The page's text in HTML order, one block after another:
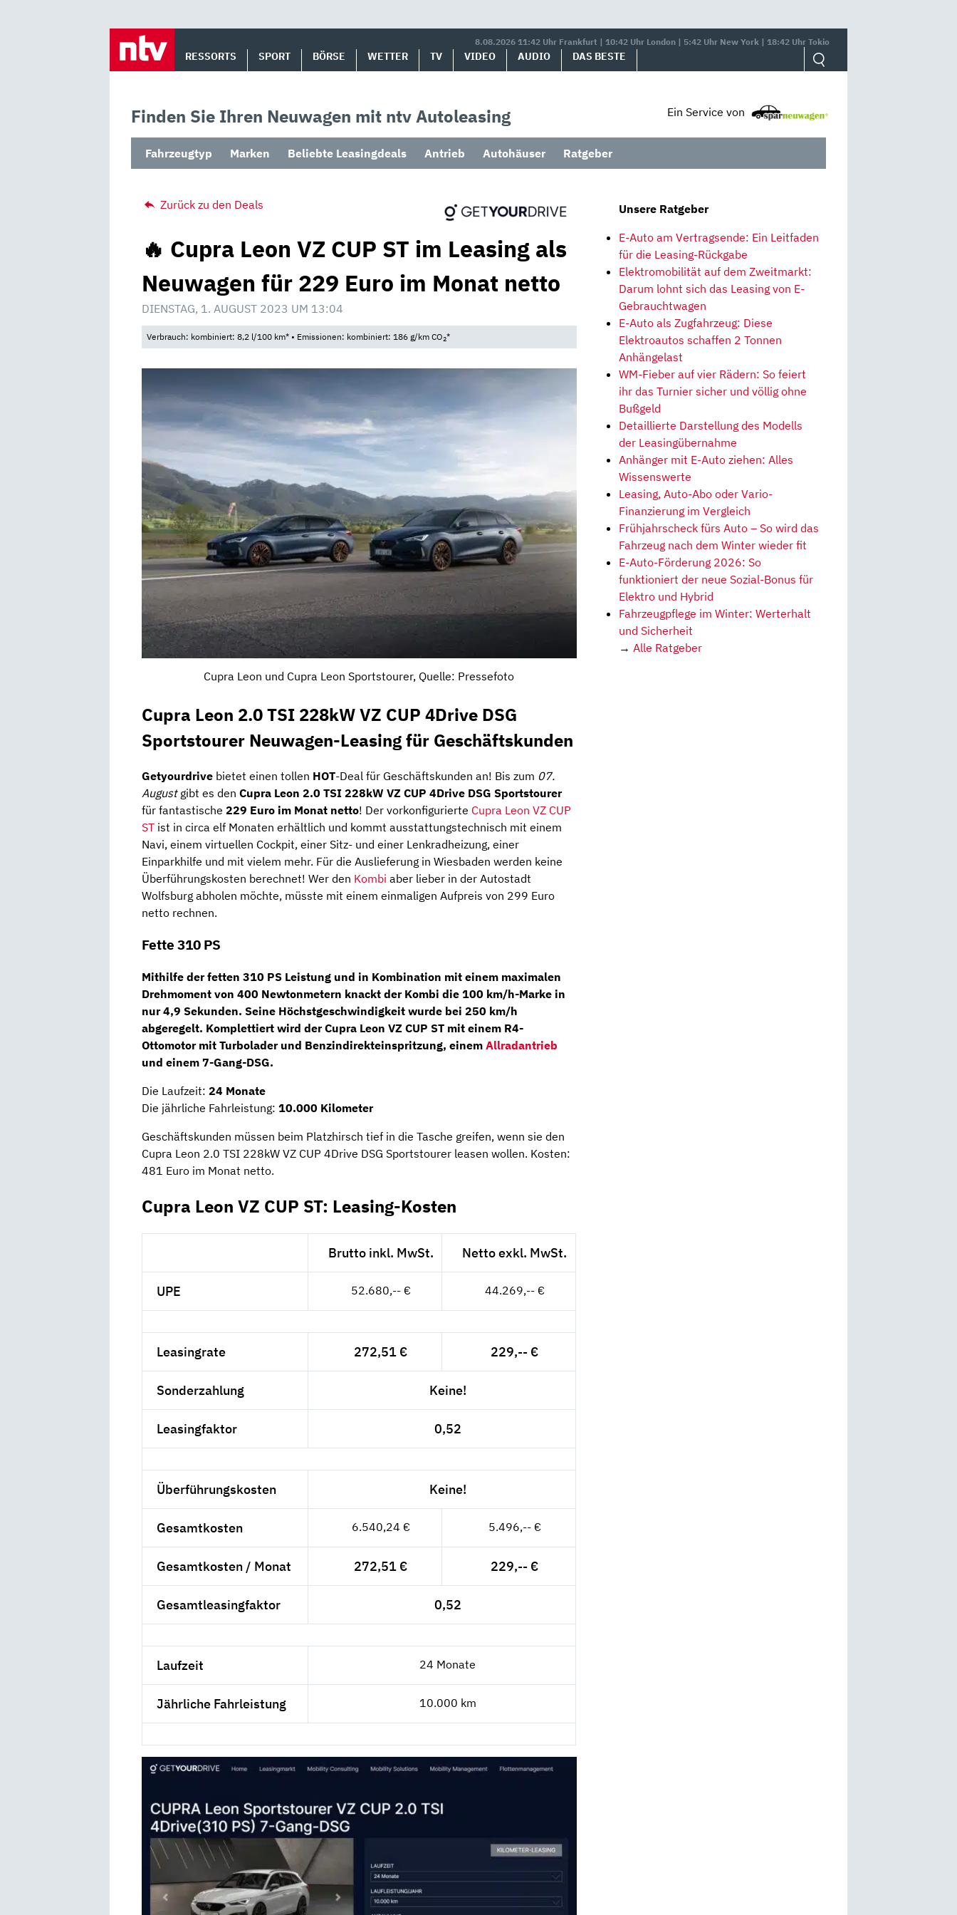
8.08.2026 11:42 Uhr Frankfurt | 10:42 Uhr London | 5:42 Uhr New York | 18:42 Uhr Tokio
RESSORTS SPORT BÖRSE WETTER TV VIDEO AUDIO DAS BESTE
Finden Sie Ihren Neuwagen mit ntv Autoleasing Ein Service von
Fahrzeugtyp Marken Beliebte Leasingdeals Antrieb Autohäuser Ratgeber
Zurück zu den Deals
🔥 Cupra Leon VZ CUP ST im Leasing als
Neuwagen für 229 Euro im Monat netto
DIENSTAG, 1. AUGUST 2023 UM 13:04
Verbrauch: kombiniert: 8,2 l/100 km* • Emissionen: kombiniert: 186 g/km CO2*
Cupra Leon und Cupra Leon Sportstourer, Quelle: Pressefoto
Cupra Leon 2.0 TSI 228kW VZ CUP 4Drive DSG
Sportstourer Neuwagen-Leasing für Geschäftskunden
Getyourdrive bietet einen tollen HOT-Deal für Geschäftskunden an! Bis zum 07.
Augustgibt es den Cupra Leon 2.0 TSI 228kW VZ CUP 4Drive DSG Sportstourer
für fantastische 229 Euro im Monat netto! Der vorkonfigurierte Cupra Leon VZ CUP
ST ist in circa elf Monaten erhältlich und kommt ausstattungstechnisch mit einem
Navi, einem virtuellen Cockpit, einer Sitz- und einer Lenkradheizung, einer
Einparkhilfe und mit vielem mehr. Für die Auslieferung in Wiesbaden werden keine
Überführungskosten berechnet! Wer den Kombi aber lieber in der Autostadt
Wolfsburg abholen möchte, müsste mit einem einmaligen Aufpreis von 299 Euro
netto rechnen.
Fette 310 PS
Mithilfe der fetten 310 PS Leistung und in Kombination mit einem maximalen
Drehmoment von 400 Newtonmetern knackt der Kombi die 100 km/h-Marke in
nur4,9 Sekunden. Seine Höchstgeschwindigkeit wurde bei 250 km/h
abgeregelt. Komplettiert wird der Cupra Leon VZ CUP ST mit einem R4-
Ottomotormit Turbolader und Benzindirekteinspritzung, einem Allradantrieb
und einem 7-Gang-DSG.
Die Laufzeit: 24 Monate
Die jährliche Fahrleistung: 10.000 Kilometer
Geschäftskunden müssen beim Platzhirsch tief in die Tasche greifen, wenn sie den
Cupra Leon 2.0 TSI 228kW VZ CUP 4Drive DSG Sportstourer leasen wollen. Kosten:
481 Euro im Monat netto.
Cupra Leon VZ CUP ST: Leasing-Kosten
Brutto inkl. MwSt. Netto exkl. MwSt.
UPE 52.680,-- € 44.269,-- €
Leasingrate 272,51 € 229,-- €
Sonderzahlung Keine!
Leasingfaktor 0,52
Überführungskosten Keine!
Gesamtkosten 6.540,24 € 5.496,-- €
Gesamtkosten / Monat 272,51 € 229,-- €
Gesamtleasingfaktor 0,52
Laufzeit 24 Monate
Jährliche Fahrleistung 10.000 km
Unsere Ratgeber
E-Auto am Vertragsende: Ein Leitfaden
für die Leasing-Rückgabe
Elektromobilität auf dem Zweitmarkt:
Darum lohnt sich das Leasing von E-
Gebrauchtwagen
E-Auto als Zugfahrzeug: Diese
Elektroautos schaffen 2 Tonnen
Anhängelast
WM-Fieber auf vier Rädern: So feiert
ihr das Turnier sicher und völlig ohne
Bußgeld
Detaillierte Darstellung des Modells
der Leasingübernahme
Anhänger mit E-Auto ziehen: Alles
Wissenswerte
Leasing, Auto-Abo oder Vario-
Finanzierung im Vergleich
Frühjahrscheck fürs Auto – So wird das
Fahrzeug nach dem Winter wieder fit
E-Auto-Förderung 2026: So
funktioniert der neue Sozial-Bonus für
Elektro und Hybrid
Fahrzeugpflege im Winter: Werterhalt
und Sicherheit
→ Alle Ratgeber